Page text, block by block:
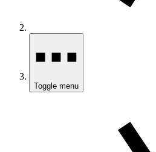
Toggle menu